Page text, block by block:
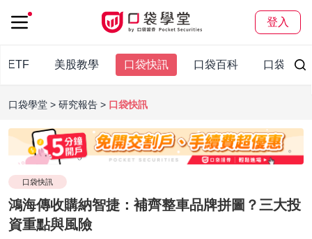
登入
ETF 美股教學 口袋快訊 口袋百科 口袋觀點
口袋學堂 研究報告 口袋快訊
口袋快訊
鴻海傳收購納智捷：補齊整車品牌拼圖？三大投
資重點與風險